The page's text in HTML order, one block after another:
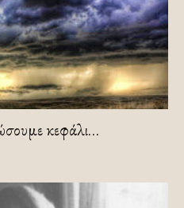
κεφάλι…